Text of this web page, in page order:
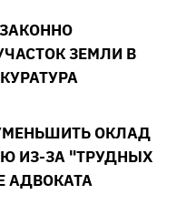
ЗЕМЛИ В
ОКЛАД
ИЗ-ЗА "ТРУДНЫХ
АДВОКАТА